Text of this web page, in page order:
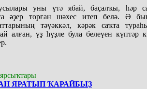
уны үтә ябай, баҫалҡы, һәр
әҙер торған шәхес итеп белә. Ә
тәүәккәл, кәрәк саҡта
алған, үҙ һүҙле була белеүен күптәр
ЯРАТЫП ҠАРАЙБЫҘ